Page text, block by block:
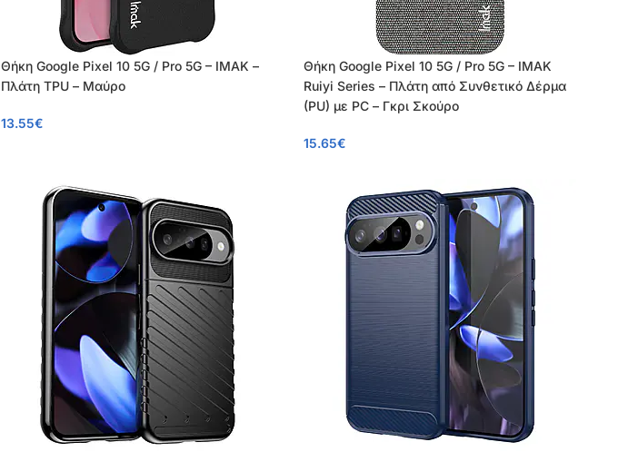
Θήκη Google Pixel 10 5G / Pro 5G – IMAK –
Πλάτη TPU – Μαύρο
13.55€
Θήκη Google Pixel 10 5G / Pro 5G – IMAK
Ruiyi Series – Πλάτη από Συνθετικό Δέρμα
(PU) με PC – Γκρι Σκούρο
15.65€